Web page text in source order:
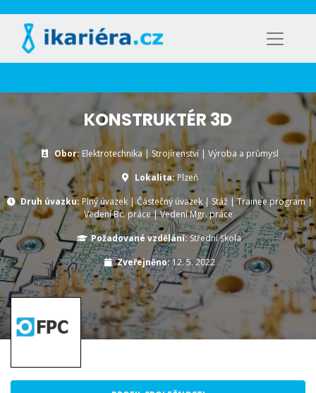
KONSTRUKTÉR 3D
Obor: Elektrotechnika | Strojírenství | Výroba a průmysl
Lokalita:Plzeň
Druh úvazku: Plný úvazek|Částečný úvazek| Stáž |Trainee program|
Vedení Bc. práce|Vedení Mgr. práce
Požadované vzdělání:Střední škola
Zveřejněno:12. 5. 2022